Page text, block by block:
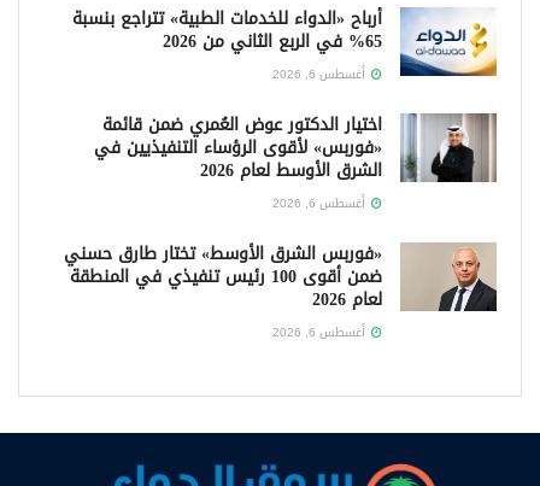
أرباح «الدواء للخدمات الطبية» تتراجع بنسبة
65% في الربع الثاني من 2026
أغسطس 6, 2026
اختيار الدكتور عوض العُمري ضمن قائمة
«فوربس» لأقوى الرؤساء التنفيذيين في
الشرق الأوسط لعام 2026
أغسطس 6, 2026
«فوربس الشرق الأوسط» تختار طارق حسني
ضمن أقوى 100 رئيس تنفيذي في المنطقة
لعام 2026
أغسطس 6, 2026